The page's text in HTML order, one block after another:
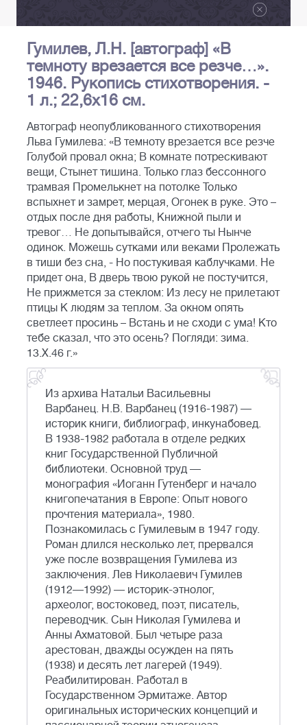
Гумилев, Л.Н. [автограф] «В
темноту врезается все резче…».
1946. Рукопись стихотворения. -
1 л.; 22,6х16 см.
Автограф неопубликованного стихотворения
Льва Гумилева: «В темноту врезается все резче
Голубой провал окна; В комнате потрескивают
вещи, Стынет тишина. Только глаз бессонного
трамвая Промелькнет на потолке Только
вспыхнет и замрет, мерцая, Огонек в руке. Это –
отдых после дня работы, Книжной пыли и
тревог… Не допытывайся, отчего ты Нынче
одинок. Можешь сутками или веками Пролежать
в тиши без сна, - Но постукивая каблучками. Не
придет она, В дверь твою рукой не постучится,
Не прижмется за стеклом: Из лесу не прилетают
птицы К людям за теплом. За окном опять
светлеет просинь – Встань и не сходи с ума! Кто
тебе сказал, что это осень? Погляди: зима.
13.Х.46 г.»
Из архива Натальи Васильевны
Варбанец. Н.В. Варбанец (1916-1987) —
историк книги, библиограф, инкунабовед.
В 1938-1982 работала в отделе редких
книг Государственной Публичной
библиотеки. Основной труд —
монография «Иоганн Гутенберг и начало
книгопечатания в Европе: Опыт нового
прочтения материала», 1980.
Познакомилась с Гумилевым в 1947 году.
Роман длился несколько лет, прервался
уже после возвращения Гумилева из
заключения. Лев Николаевич Гумилев
(1912—1992) — историк-этнолог,
археолог, востоковед, поэт, писатель,
переводчик. Сын Николая Гумилева и
Анны Ахматовой. Был четыре раза
арестован, дважды осужден на пять
(1938) и десять лет лагерей (1949).
Реабилитирован. Работал в
Государственном Эрмитаже. Автор
оригинальных исторических концепций и